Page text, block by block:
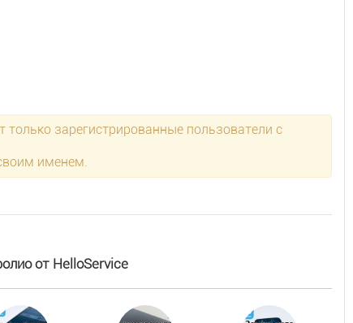
зарегистрированные пользователи с
именем.
от HelloService